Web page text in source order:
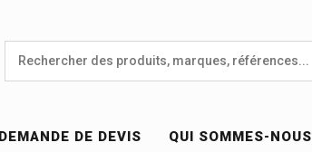
DEMANDE DE DEVIS QUI SOMMES-NOUS